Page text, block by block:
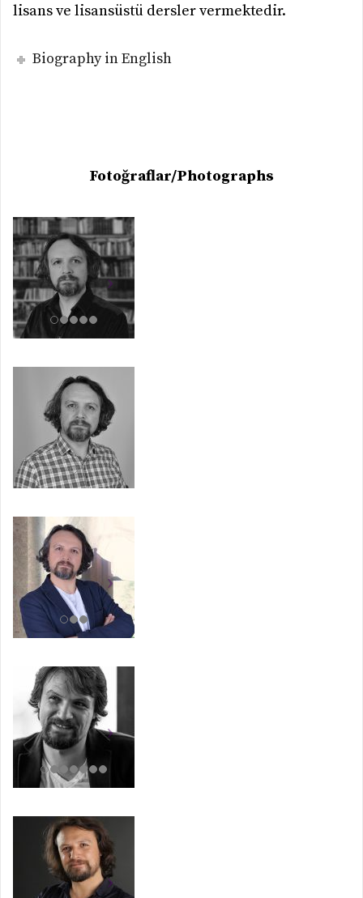
lisans ve lisansüstü dersler vermektedir.
Biography in English
Fotoğraflar/Photographs